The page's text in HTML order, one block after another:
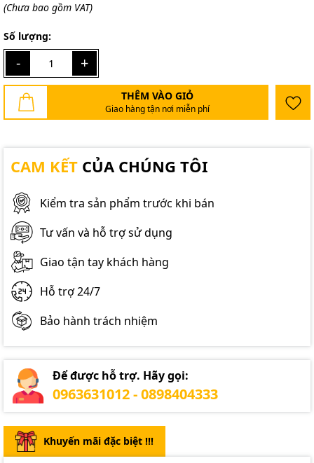
(Chưa bao gồm VAT)
Số lượng:
- +
THÊM VÀO GIỎ
Giao hàng tận nơi miễn phí
CAM KẾT CỦA CHÚNG TÔI
Kiểm tra sản phẩm trước khi bán
Tư vấn và hỗ trợ sử dụng
Giao tận tay khách hàng
Hỗ trợ 24/7
Bảo hành trách nhiệm
Để được hỗ trợ. Hãy gọi:
0963631012 - 0898404333
Khuyến mãi đặc biệt !!!